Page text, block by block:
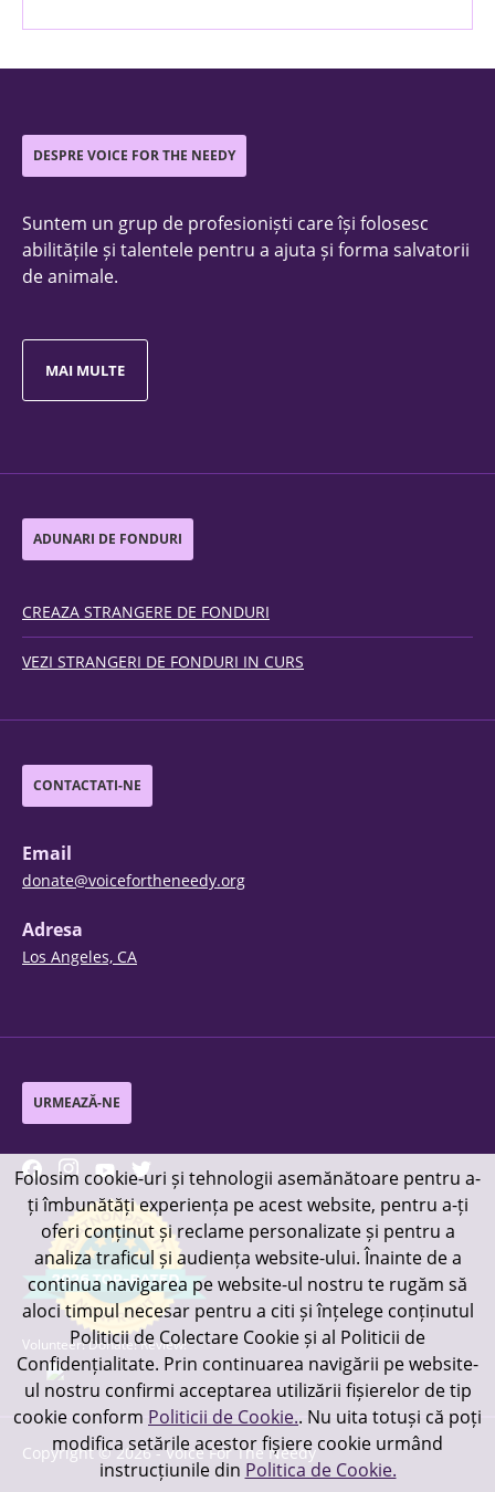
DESPRE VOICE FOR THE NEEDY
Suntem un grup de profesioniști care își folosesc
abilitățile și talentele pentru a ajuta și forma salvatorii
de animale.
MAI MULTE
ADUNARI DE FONDURI
CREAZA STRANGERE DE FONDURI
VEZI STRANGERI DE FONDURI IN CURS
CONTACTATI-NE
Email
donate@voicefortheneedy.org
Adresa
Los Angeles, CA
URMEAZĂ-NE
Volunteer! Donate! Review!
Copyright ©2026- Voice For The Needy
Folosim cookie-uri și tehnologii asemănătoare pentru a-
ți îmbunătăți experiența pe acest website, pentru a-ți
oferi conținut și reclame personalizate și pentru a
analiza traficul și audiența website-ului. Înainte de a
continua navigarea pe website-ul nostru te rugăm să
aloci timpul necesar pentru a citi și înțelege conținutul
Politicii de Colectare Cookie și al Politicii de
Confidențialitate. Prin continuarea navigării pe website-
ul nostru confirmi acceptarea utilizării fișierelor de tip
cookie conform Politicii de Cookie.. Nu uita totuși că poți
modifica setările acestor fișiere cookie urmând
instrucțiunile din Politica de Cookie.